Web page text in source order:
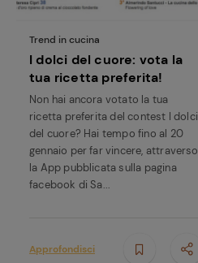
Trend in cucina
I dolci del cuore: vota la
tua ricetta preferita!
Non hai ancora votato la tua
ricetta preferita del contest I dolci
del cuore? Hai tempo fino al 20
gennaio per far vincere, attraverso
la App pubblicata sulla pagina
facebook di Sa...
Approfondisci